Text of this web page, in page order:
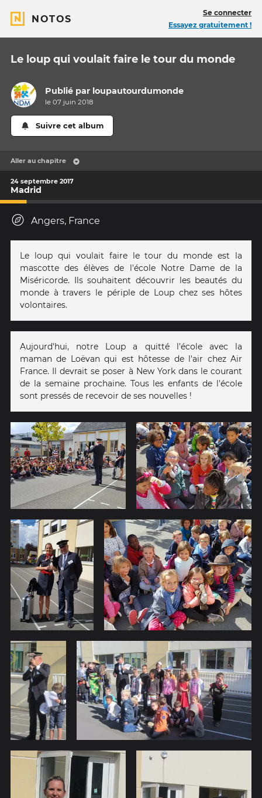
NOTOS
Se connecter
Essayez gratuitement !
Le loup qui voulait faire le tour du monde
Publié par loupautourdumonde
le 07 juin 2018
Suivre cet album
Aller au chapitre
24 septembre 2017
Madrid
Angers, France
Le loup qui voulait faire le tour du monde est la
mascotte des élèves de l'école Notre Dame de la
Miséricorde. Ils souhaitent découvrir les beautés du
monde à travers le périple de Loup chez ses hôtes
volontaires.
Aujourd'hui, notre Loup a quitté l'école avec la
maman de Loëvan qui est hôtesse de l'air chez Air
France. Il devrait se poser à New York dans le courant
de la semaine prochaine. Tous les enfants de l'école
sont pressés de recevoir de ses nouvelles !